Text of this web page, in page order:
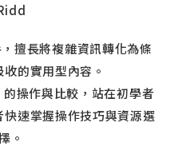
擅長將複雜資訊轉化為條
的實用型內容。
操作與比較，站在初學者
速掌握操作技巧與資源選
。